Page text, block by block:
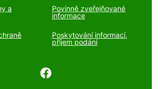
a
Povinně zveřejňované
informace
Poskytování informací,
příjem podání